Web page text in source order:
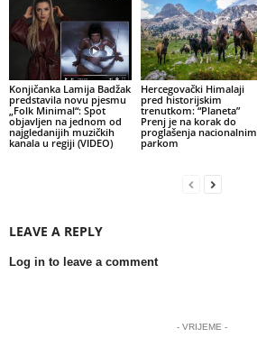
Konjičanka Lamija Badžak
predstavila novu pjesmu
„Folk Minimal“: Spot
objavljen na jednom od
najgledanijih muzičkih
kanala u regiji (VIDEO)
Hercegovački Himalaji
pred historijskim
trenutkom: “Planeta”
Prenj je na korak do
proglašenja nacionalnim
parkom
LEAVE A REPLY
Log in to leave a comment
- VRIJEME -